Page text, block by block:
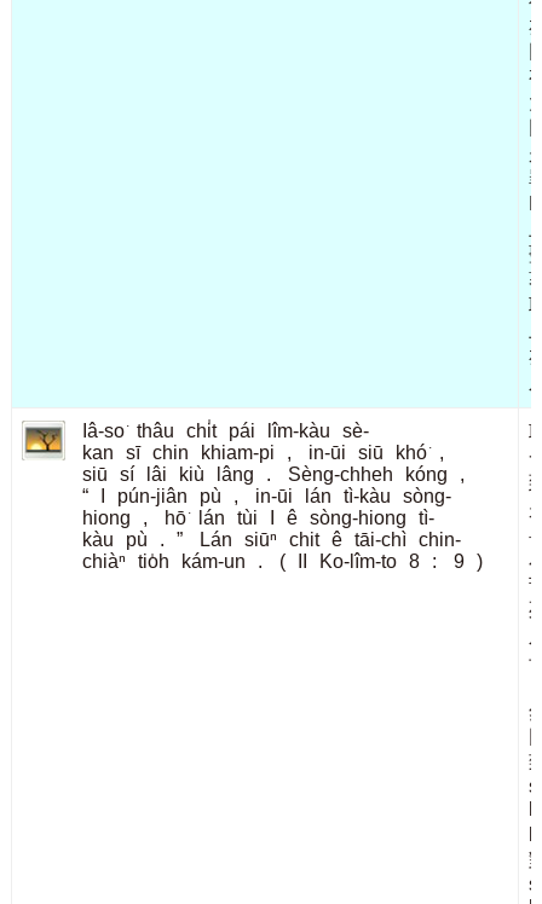
Iâ-so͘ thâu chi̍t pái lîm-kàu
sè-
kan
sī chin khiam-pi , in-ūi siū khó͘
,
siū
sí lâi kiù lâng . Sèng-chheh kóng
,
“
pún-jiân pù , in-ūi lán tì-kàu
sòng-
hiong
, hō͘ lán tùi ê sòng-hiong
tì-
kàu
pù . ” Lán siūⁿ chit ê tāi-chì chin-
chiàⁿ
tio̍h kám-un . ( Ko-lîm-to 8 : 9 )